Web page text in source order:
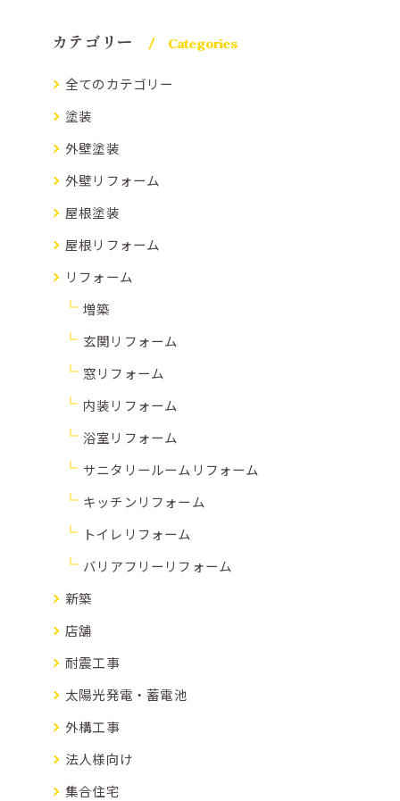
カテゴリー Categories
全てのカテゴリー
塗装
外壁塗装
外壁リフォーム
屋根塗装
屋根リフォーム
リフォーム
増築
玄関リフォーム
窓リフォーム
内装リフォーム
浴室リフォーム
サニタリールームリフォーム
キッチンリフォーム
トイレリフォーム
バリアフリーリフォーム
新築
店舗
耐震工事
太陽光発電・蓄電池
外構工事
法人様向け
集合住宅